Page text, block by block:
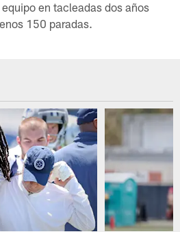
en tacleadas dos años
150 paradas.